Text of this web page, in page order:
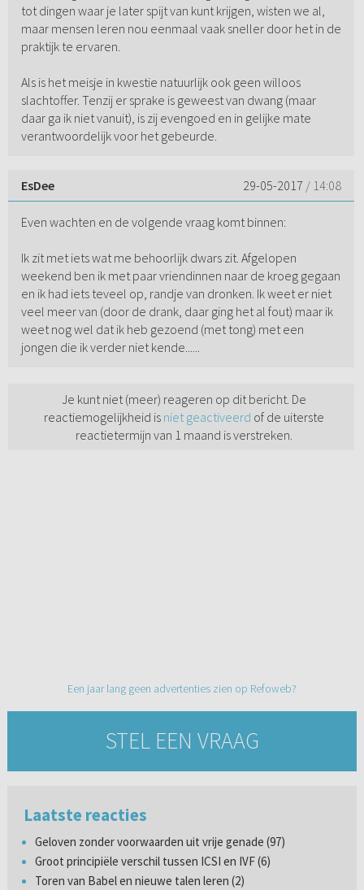
tot dingen waar je later spijt van kunt krijgen, wisten we al,
maar mensen leren nou eenmaal vaak sneller door het in de
praktijk te ervaren.
Als is het meisje in kwestie natuurlijk ook geen willoos
slachtoffer. Tenzij er sprake is geweest van dwang (maar
daar ga ik niet vanuit), is zij evengoed en in gelijke mate
verantwoordelijk voor het gebeurde.
EsDee 29-05-2017 / 14:08
Even wachten en de volgende vraag komt binnen:
Ik zit met iets wat me behoorlijk dwars zit. Afgelopen
weekend ben ik met paar vriendinnen naar de kroeg gegaan
en ik had iets teveel op, randje van dronken. Ik weet er niet
veel meer van (door de drank, daar ging het al fout) maar ik
weet nog wel dat ik heb gezoend (met tong) met een
jongen die ik verder niet kende......
Je kunt niet (meer) reageren op dit bericht. De
reactiemogelijkheid is niet geactiveerd of de uiterste
reactietermijn van 1 maand is verstreken.
Een jaar lang geen advertenties zien op Refoweb?
STEL EEN VRAAG
Laatste reacties
Geloven zonder voorwaarden uit vrije genade (97)
Groot principiële verschil tussen ICSI en IVF (6)
Toren van Babel en nieuwe talen leren (2)